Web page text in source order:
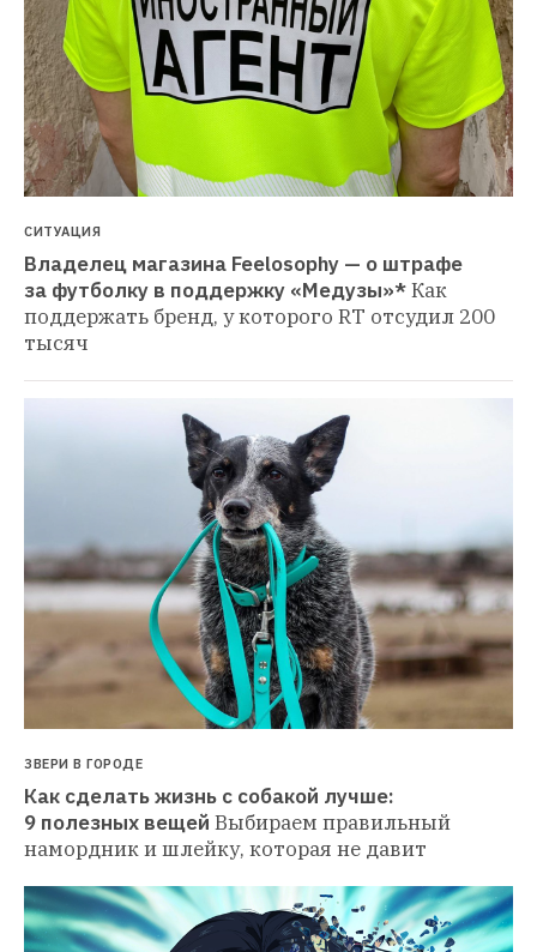
СИТУАЦИЯ
Владелец магазина Feelosophy — о штрафе
за футболку в поддержку «Медузы»*Как
поддержать бренд, у которого RT отсудил 200
тысяч
ЗВЕРИ В ГОРОДЕ
Как сделать жизнь с собакой лучше:
9 полезных вещей Выбираем правильный
намордник и шлейку, которая не давит